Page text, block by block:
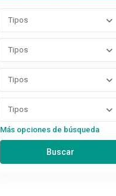
Tipos
Tipos
Tipos
Tipos
Más opciones de búsqueda